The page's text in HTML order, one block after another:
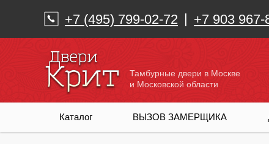
+7 (495) 799-02-72 | +7 903 967-
Тамбурные двери в Москве
и Московской области
Каталог ВЫЗОВ ЗАМЕРЩИКА